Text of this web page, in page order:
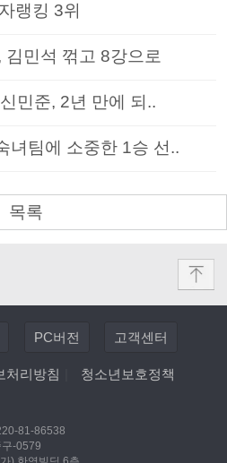
랭킹 3위
민석 꺾고 8강으로
민준, 2년 만에 되..
녀팀에 소중한 1승 선..
목록
PC버전 고객센터
처리방침 청소년보호정책
81-86538
-0579